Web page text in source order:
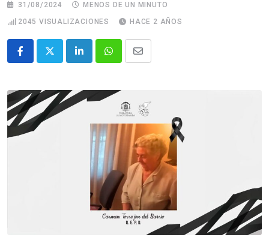
31/08/2024
MENOS DE UN MINUTO
2045 VISUALIZACIONES HACE 2 AÑOS